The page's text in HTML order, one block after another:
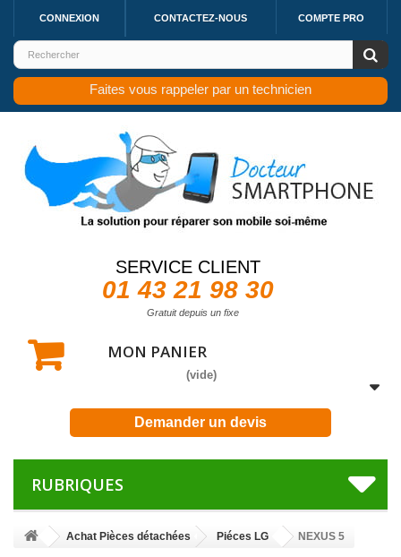
CONNEXION CONTACTEZ-NOUS COMPTE PRO
Faites vous rappeler par un technicien
SERVICE CLIENT
01 43 21 98 30
Gratuit depuis un fixe
MON PANIER
(vide)
Demander un devis
RUBRIQUES
Achat Pièces détachées Piéces LG NEXUS 5